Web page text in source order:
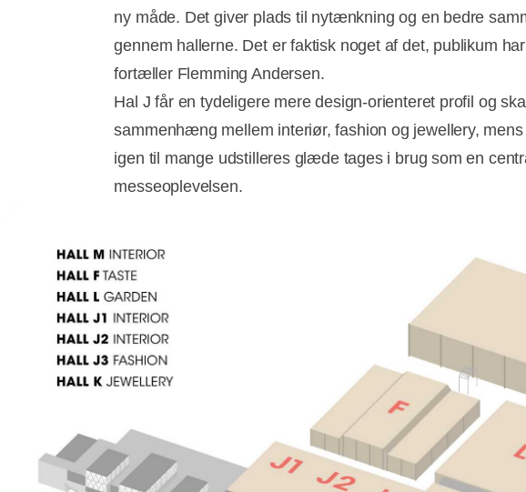
ny måde. Det giver plads til nytænkning og en bedre
gennem hallerne. Det er faktisk noget af det, publikum
fortæller Flemming Andersen.
Hal J får en tydeligere mere design-orienteret profil og
sammenhæng mellem interiør, fashion og jewellery,
igen til mange udstilleres glæde tages i brug som en
messeoplevelsen.